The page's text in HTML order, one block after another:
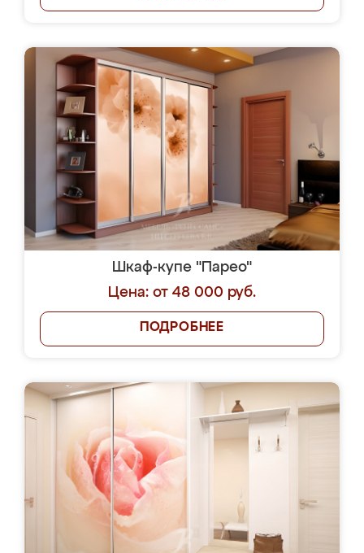
Шкаф-купе "Парео"
Цена: от 48 000 руб.
ПОДРОБНЕЕ